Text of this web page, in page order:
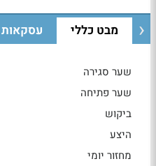
מבט כללי עסקאות
שער סגירה
שער פתיחה
ביקוש
היצע
מחזור יומי